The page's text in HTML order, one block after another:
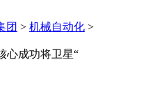
团 > 机械自动化 >
心成功将卫星“